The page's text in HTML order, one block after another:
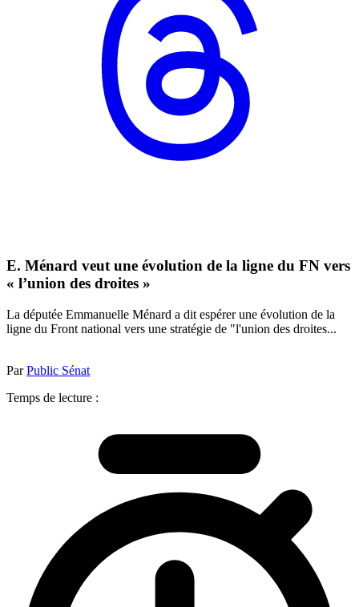
E. Ménard veut une évolution de la ligne du FN vers
« l’union des droites »
La députée Emmanuelle Ménard a dit espérer une évolution de la
ligne du Front national vers une stratégie de "l'union des droites...
ParPublic Sénat
Temps de lecture :